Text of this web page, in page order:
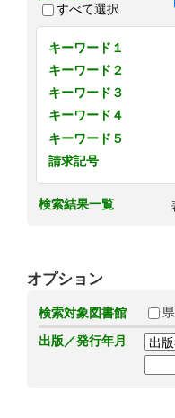
すべて選択
キーワード１
キーワード２
キーワード３
キーワード４
キーワード５
請求記号
検索結果一覧
オプション
検索対象図書館
出版／発行年月